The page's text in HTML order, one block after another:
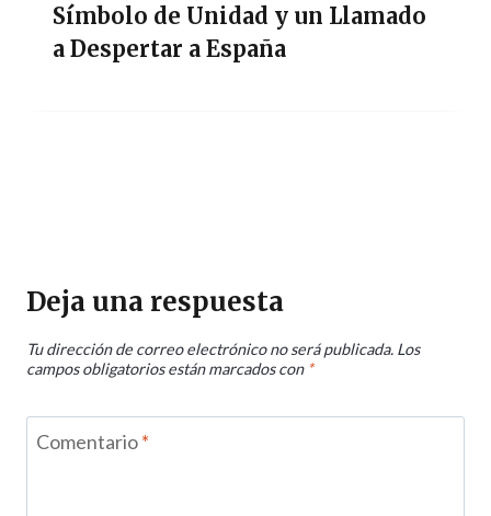
Símbolo de Unidad y un Llamado
a Despertar a España
Deja una respuesta
Tu dirección de correo electrónico no será publicada. Los
campos obligatorios están marcados con *
Comentario*